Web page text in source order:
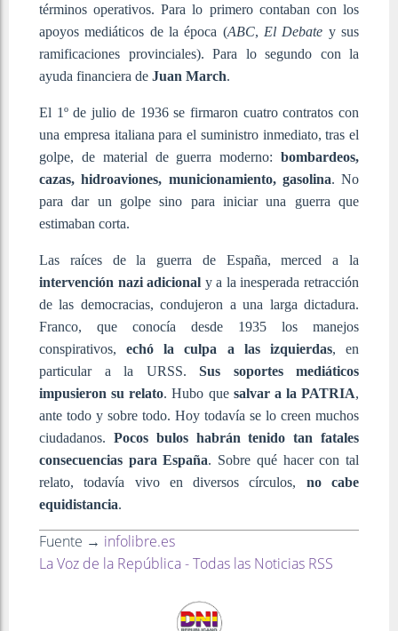
términos operativos. Para lo primero contaban con los
apoyos mediáticos de la época (ABC, El Debate y sus
ramificaciones provinciales). Para lo segundo con la
ayuda financiera de Juan March.
El 1º de julio de 1936 se firmaron cuatro contratos con
una empresa italiana para el suministro inmediato, tras el
golpe, de material de guerra moderno: bombardeos,
cazas, hidroaviones, municionamiento, gasolina. No
para dar un golpe sino para iniciar una guerra que
estimaban corta.
Las raíces de la guerra de España, merced a la
intervención nazi adicional y a la inesperada retracción
de las democracias, condujeron a una larga dictadura.
Franco, que conocía desde 1935 los manejos
conspirativos,echó la culpa a las izquierdas, en
particular a la URSS. Sus soportes mediáticos
impusieron su relato. Hubo que salvar a la PATRIA,
ante todo y sobre todo. Hoy todavía se lo creen muchos
ciudadanos. Pocos bulos habrán tenido tan fatales
consecuencias para España. Sobre qué hacer con tal
relato, todavía vivo en diversos círculos, no cabe
equidistancia.
Fuente → infolibre.es
La Voz de la República - Todas las Noticias RSS